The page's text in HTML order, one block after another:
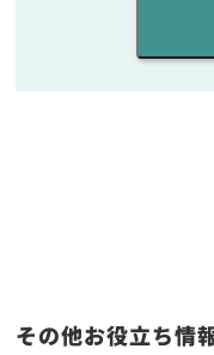
同時通話人数
フリーワード入
その他お役立ち情